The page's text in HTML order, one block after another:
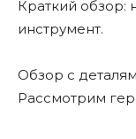
Краткий обзор:
инструмент.
Обзор с
Рассмотрим